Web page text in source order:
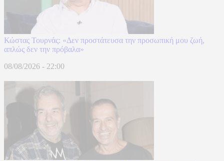
Κώστας Τουρνάς: «Δεν προστάτευσα την προσωπική μου ζωή,
απλώς δεν την πρόβαλα»
08/08/2026 - 22:00